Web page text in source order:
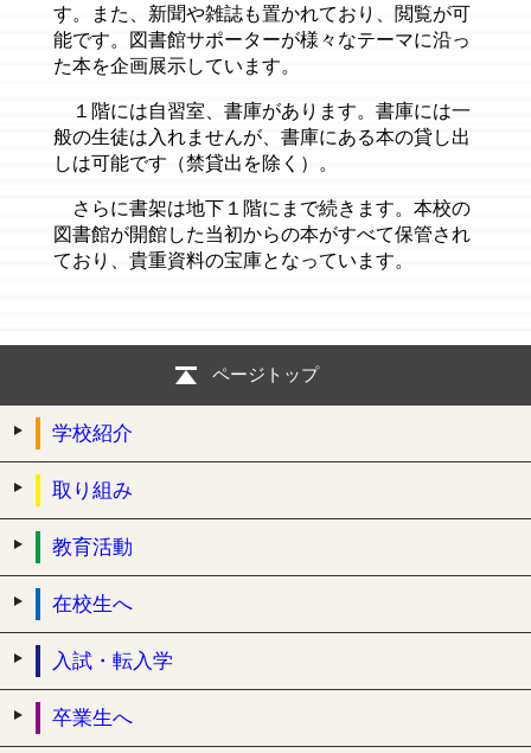
す。また、新聞や雑誌も置かれており、閲覧が可
能です。図書館サポーターが様々なテーマに沿っ
た本を企画展示しています。
１階には自習室、書庫があります。書庫には一
般の生徒は入れませんが、書庫にある本の貸し出
しは可能です（禁貸出を除く）。
さらに書架は地下１階にまで続きます。本校の
図書館が開館した当初からの本がすべて保管され
ており、貴重資料の宝庫となっています。
ページトップ
学校紹介
取り組み
教育活動
在校生へ
入試・転入学
卒業生へ